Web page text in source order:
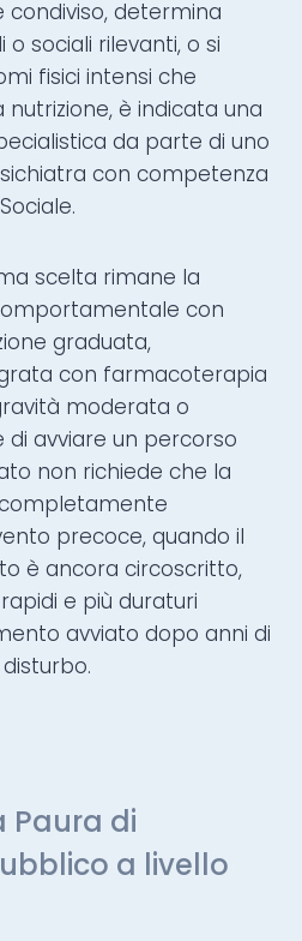
determina
sociali rilevanti, o si
fisici intensi che
è indicata una
da parte di uno
con competenza
scelta rimane la
con
graduata,
con farmacoterapia
moderata o
di avviare un percorso
non richiede che la
precoce, quando il
è ancora circoscritto,
e più duraturi
avviato dopo anni di
Paura di
a livello